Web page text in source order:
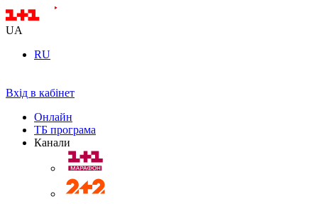
UA
RU
Вхід в кабінет
Онлайн
ТБ програма
Канали